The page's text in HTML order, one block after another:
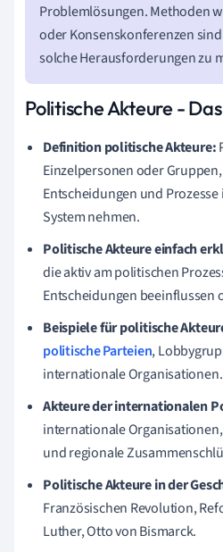
Problemlösungen. Methoden
oder Konsenskonferenzen
solche Herausforderungen zu
Politische Akteure -
Definition politische Akteure:
Einzelpersonen oder
Entscheidungen und
System nehmen.
Politische Akteure einfach
die aktiv am politischen
Entscheidungen beeinflussen
Beispiele für politische
politische Parteien,
internationale Organisationen.
Akteure der internationalen
internationale
und regionale
Politische Akteure in der
Französischen Revolution,
Luther, Otto von Bismarck.